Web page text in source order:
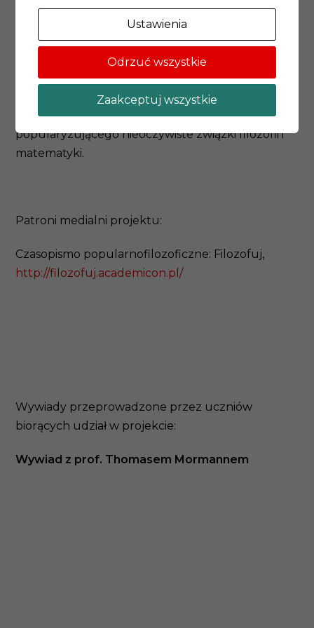
Współautorstwo artykułu, które będzie jednym z
efektów projektu, aktywnie wprowadzi uczniów w
pasjonujący świat badań i ukaże praktykę
filozoficzną i badawczą w pełnej jej zawartości.
Uczestnictwo w warsztatach teatralnych
przygotuje uczniów do realizacji filmu
popularyzującego nieoczywiste związki filozofii i
matematyki.
Patroni medialni projektu:
Czasopismo popularnofilozoficzne: Filozofuj,
http://filozofuj.academicon.pl/
Wywiady przeprowadzone przez uczniów
biorących udział w projekcie:
Wywiad z prof. Thomasem Mormannem
Ustawienia
Odrzuć wszystkie
Zaakceptuj wszystkie